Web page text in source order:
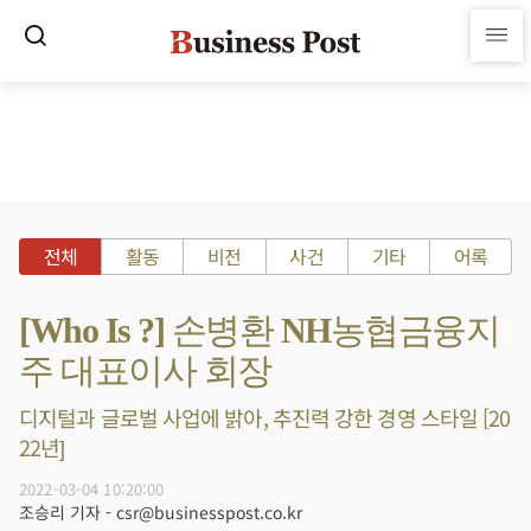
전체 활동 비전 사건 기타 어록
[Who Is ?] 손병환 NH농협금융지
주 대표이사 회장
디지털과 글로벌 사업에 밝아, 추진력 강한 경영 스타일 [20
22년]
2022-03-04 10:20:00
조승리 기자 - csr@businesspost.co.kr